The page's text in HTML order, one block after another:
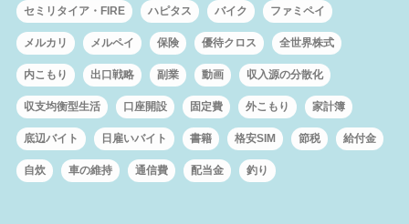
セミリタイア・FIRE ハピタス バイク ファミペイ
メルカリ メルペイ 保険 優待クロス 全世界株式
内こもり 出口戦略 副業 動画 収入源の分散化
収支均衡型生活 口座開設 固定費 外こもり 家計簿
底辺バイト 日雇いバイト 書籍 格安SIM 節税 給付金
自炊 車の維持 通信費 配当金 釣り